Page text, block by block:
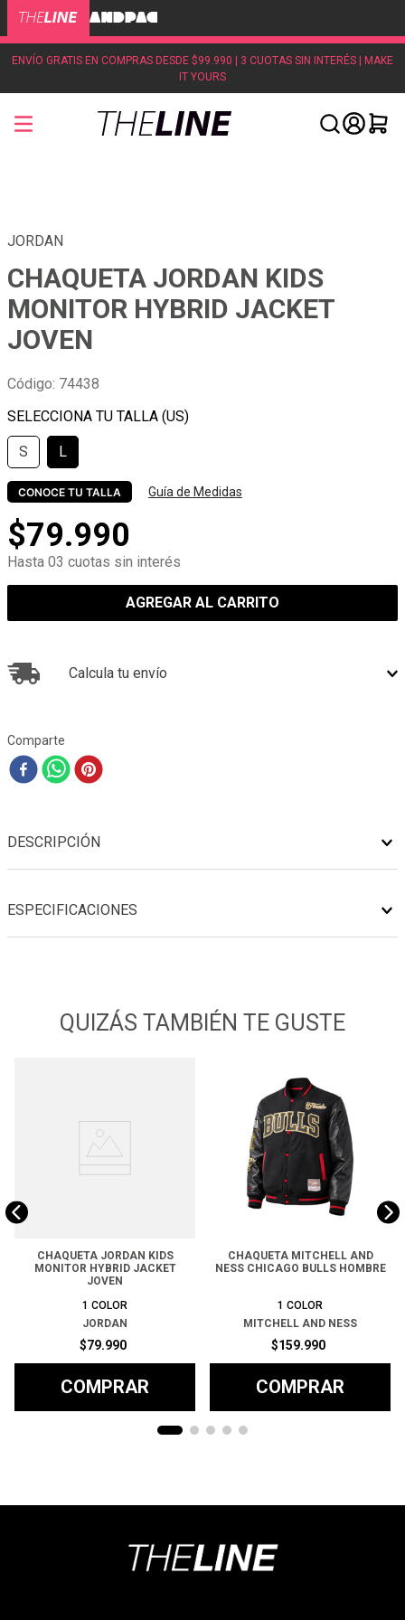
ENVÍO GRATIS EN COMPRAS DESDE $99.990 | 3 CUOTAS SIN INTERÉS | MAKE
IT YOURS
JORDAN
CHAQUETA JORDAN KIDS
MONITOR HYBRID JACKET
JOVEN
Código: 74438
S L
CONOCE TU TALLA Guía de Medidas
$79.990
Hasta 03 cuotas sin interés
AGREGAR AL CARRITO
Calcula tu envío
Comparte
DESCRIPCIÓN
ESPECIFICACIONES
QUIZÁS TAMBIÉN TE GUSTE
CHAQUETA JORDAN KIDS
MONITOR HYBRID JACKET
JOVEN
1 COLOR
JORDAN
$79.990
COMPRAR
CHAQUETA MITCHELL AND
NESS CHICAGO BULLS HOMBRE
1 COLOR
MITCHELL AND NESS
$159.990
COMPRAR